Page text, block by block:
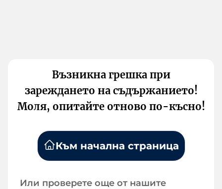
Възникна грешка при
зареждането на съдържанието!
Моля, опитайте отново по-късно!
Към начална страница
Или проверете още от нашите